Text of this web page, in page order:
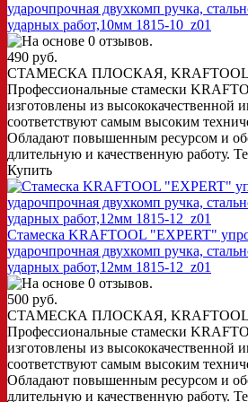
ударочпрочная двухкомп ручка,
ударных работ,10мм 1815-10_z01
490 руб.
СТАМЕСКА ПЛОСКАЯ, KRAFTOOL,
Профессиональные стамески
изготовлены из высококачественной
соответствуют самым высоким
Обладают повышенным ресурсом и
длительную и качественную работу.
Купить
Стамеска KRAFTOOL "EXPERT"
ударочпрочная двухкомп ручка,
ударных работ,12мм 1815-12_z01
500 руб.
СТАМЕСКА ПЛОСКАЯ, KRAFTOOL,
Профессиональные стамески
изготовлены из высококачественной
соответствуют самым высоким
Обладают повышенным ресурсом и
длительную и качественную работу.